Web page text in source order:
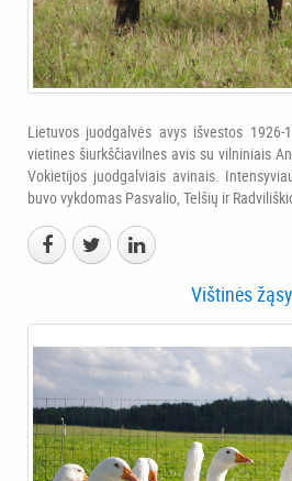
Lietuvos juodgalvės avys išvestos
vietines šiurkščiavilnes avis su vilniniais
Vokietijos juodgalviais avinais.
buvo vykdomas Pasvalio, Telšių ir
Vištinės